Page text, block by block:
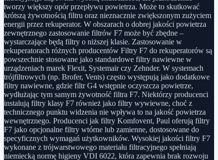
tworzy większy opór przepływu powietrza. Może to skutkować
krótszą żywotnością filtru oraz nieznacznie zwiększonym zużyciem
energii przez rekuperator. W obszarach o dobrej jakości powietrza
zewnętrznego zastosowanie filtrów F7 może być zbędne –
wystarczające będą filtry o niższej klasie. Zastosowanie w
rekuperatorach różnych producentów Filtry F7 do rekuperatorów są
powszechnie stosowane jako standardowe filtry nawiewne w
urządzeniach marek Flexit, Systemair czy Zehnder. W systemach
trójfiltrowych (np. Brofer, Vents) często występują jako dodatkowe
filtry nawiewne, gdzie filtr G4 wstępnie oczyszcza powietrze,
wydłużając tym samym żywotność filtra F7. Niektórzy producenci
instalują filtry klasy F7 również jako filtry wywiewne, choć z
technicznego punktu widzenia nie wpływa to na jakość powietrza
wewnętrznego. Producenci jak filtry Komfovent, Paul oferują filtry
F7 jako opcjonalne filtry wtórne lub zamienne, dostosowane do
specyficznych wymagań użytkowników. Wysokiej jakości filtry F7
wykonane z trójwarstwowego materiału filtracyjnego spełniają
niemiecką normę higieny VDI 6022, która zapewnia brak rozwoju